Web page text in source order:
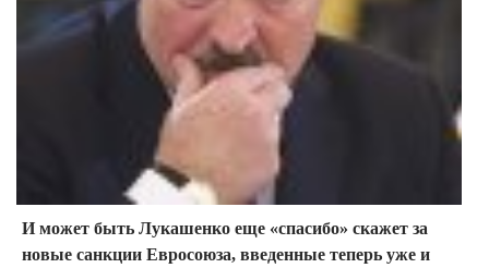
И может быть Лукашенко еще «спасибо» скажет за
новые санкции Евросоюза, введенные теперь уже и